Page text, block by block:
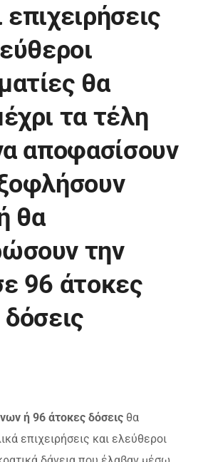
θα
τα τέλη
αποφασίσουν
θα
την
96 άτοκες
δόσεις
ή 96 άτοκες δόσεις θα
επιχειρήσεις και ελεύθεροι